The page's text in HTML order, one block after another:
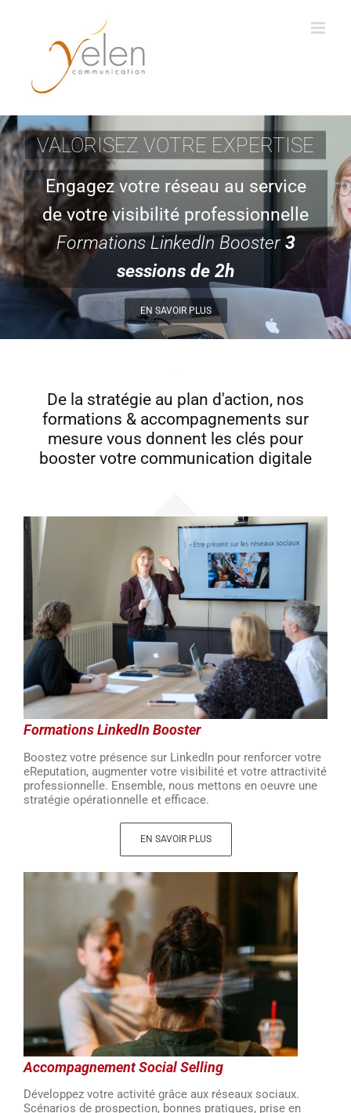
VALORISEZ VOTRE EXPERTISE
Engagez votre réseau au service
de votre visibilité professionnelle
Formations LinkedIn Booster3
sessions de 2h
EN SAVOIR PLUS
De la stratégie au plan d'action, nos
formations & accompagnements sur
mesure vous donnent les clés pour
booster votre communication digitale
Formations LinkedIn Booster
Boostez votre présence sur LinkedIn pour renforcer votre
eReputation, augmenter votre visibilité et votre attractivité
professionnelle. Ensemble, nous mettons en oeuvre une
stratégie opérationnelle et efficace.
EN SAVOIR PLUS
Accompagnement Social Selling
Développez votre activité grâce aux réseaux sociaux.
Scénarios de prospection, bonnes pratiques, prise en